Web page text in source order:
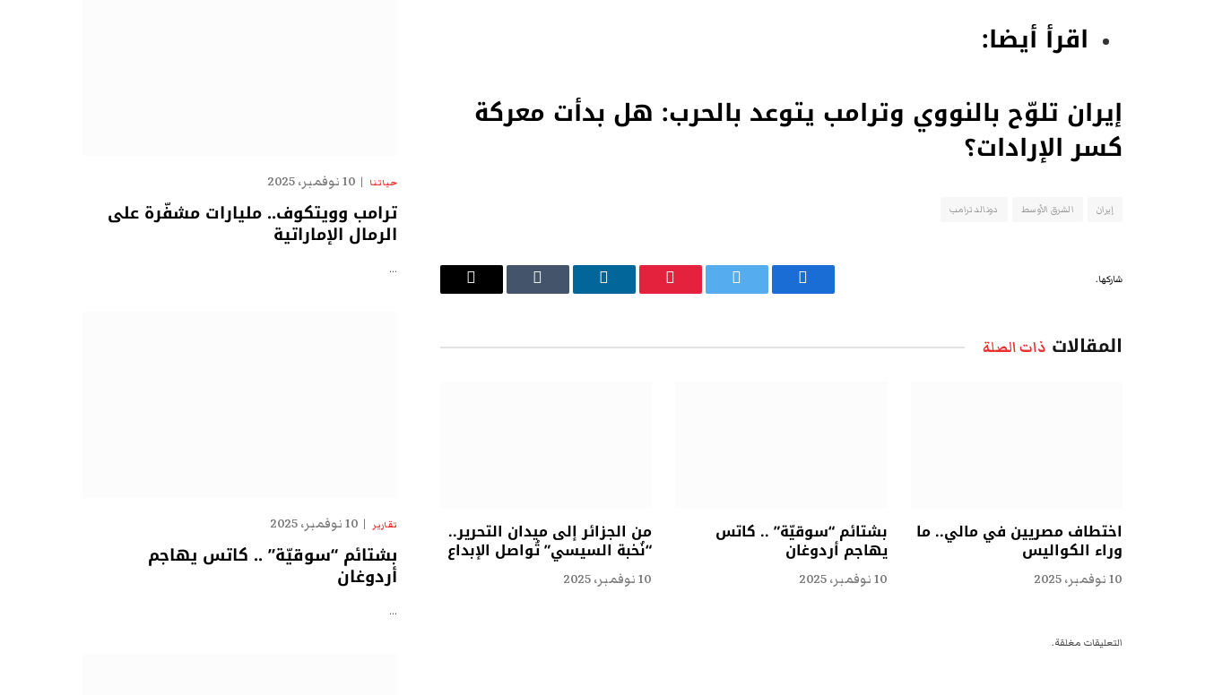
اقرأ أيضا:
إيران تلوّح بالنووي وترامب يتوعد بالحرب: هل بدأت معركة
كسر الإرادات؟
إيران الشرق الأوسط دونالد ترامب
شاركها.
فيسبوك تويتر بينتيريست لينكدإن Tumblr
البريد
المقالات ذات الصلة
اختطاف مصريين في مالي.. ما
وراء الكواليس
10 نوفمبر، 2025
بشتائم “سوقيّة” .. كاتس
يهاجم أردوغان
10 نوفمبر، 2025
من الجزائر إلى ميدان التحرير..
“نُخبة السيسي” تُواصل الإبداع
10 نوفمبر، 2025
التعليقات مغلقة.
حياتنا 10 نوفمبر، 2025
ترامب وويتكوف.. مليارات مشفّرة على
الرمال الإماراتية
…
تقارير 10 نوفمبر، 2025
بشتائم “سوقيّة” .. كاتس يهاجم
أردوغان
…